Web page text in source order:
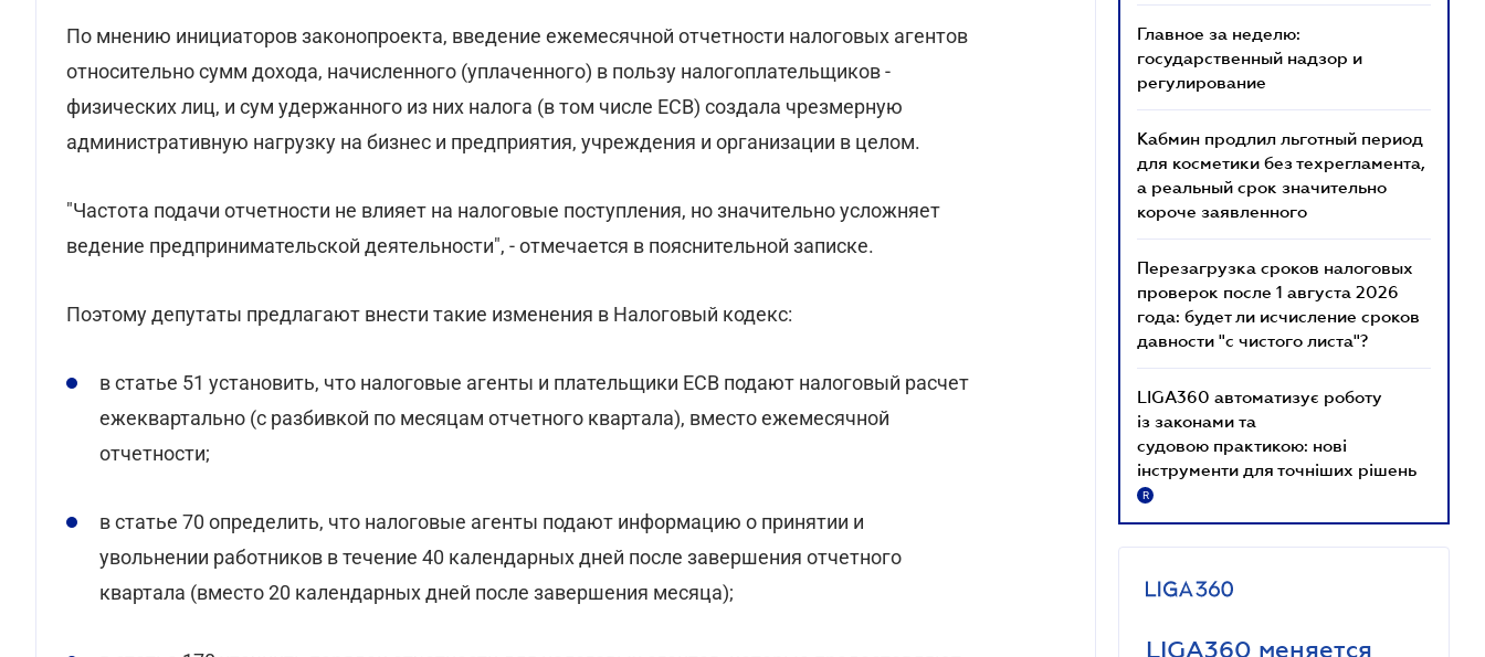
По мнению инициаторов законопроекта, введение ежемесячной отчетности налоговых агентов
относительно сумм дохода, начисленного (уплаченного) в пользу налогоплательщиков -
физических лиц, и сум удержанного из них налога (в том числе ЕСВ) создала чрезмерную
административную нагрузку на бизнес и предприятия, учреждения и организации в целом.
"Частота подачи отчетности не влияет на налоговые поступления, но значительно усложняет
ведение предпринимательской деятельности", - отмечается в пояснительной записке.
Поэтому депутаты предлагают внести такие изменения в Налоговый кодекс:
в статье 51 установить, что налоговые агенты и плательщики ЕСВ подают налоговый расчет
ежеквартально (с разбивкой по месяцам отчетного квартала), вместо ежемесячной
отчетности;
в статье 70 определить, что налоговые агенты подают информацию о принятии и
увольнении работников в течение 40 календарных дней после завершения отчетного
квартала (вместо 20 календарных дней после завершения месяца);
Главное за неделю:
государственный надзор и
регулирование
Кабмин продлил льготный период
для косметики без техрегламента,
а реальный срок значительно
короче заявленного
Перезагрузка сроков налоговых
проверок после 1 августа 2026
года: будет ли исчисление сроков
давности "с чистого листа"?
LIGA360 автоматизує роботу
із законами та
судовою практикою: нові
інструменти для точніших рішень
R
LIGA360 меняется